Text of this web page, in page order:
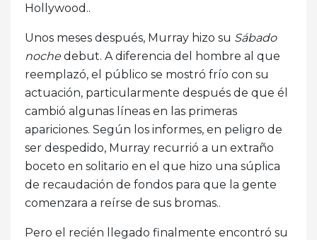
Hollywood..
Unos meses después, Murray hizo su Sábado
nochedebut. A diferencia del hombre al que
reemplazó, el público se mostró frío con su
actuación, particularmente después de que él
cambió algunas líneas en las primeras
apariciones. Según los informes, en peligro de
ser despedido, Murray recurrió a un extraño
boceto en solitario en el que hizo una súplica
de recaudación de fondos para que la gente
comenzara a reírse de sus bromas..
Pero el recién llegado finalmente encontró su